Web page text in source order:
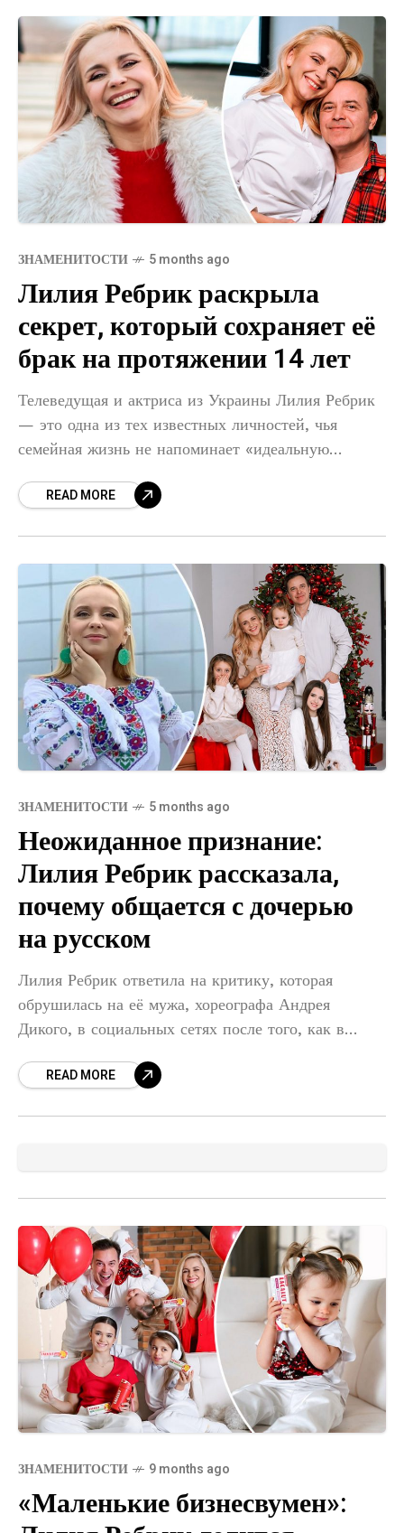
ЗНАМЕНИТОСТИ 5 months ago
Лилия Ребрик раскрыла
секрет, который сохраняет её
брак на протяжении 14 лет
Телеведущая и актриса из Украины Лилия Ребрик
— это одна из тех известных личностей, чья
семейная жизнь не напоминает «идеальную
словам, гармония, которую наблюдают
READ MORE
ЗНАМЕНИТОСТИ 5 months ago
Неожиданное признание:
Лилия Ребрик рассказала,
почему общается с дочерью
на русском
Лилия Ребрик ответила на критику, которая
обрушилась на её мужа, хореографа Андрея
Дикого, в социальных сетях после того, как в
наставления старшей дочери на
READ MORE
ЗНАМЕНИТОСТИ 9 months ago
«Маленькие бизнесвумен»: